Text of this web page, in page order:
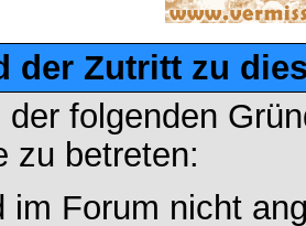
der Zutritt zu
folgenden
zu betreten:
im Forum nicht